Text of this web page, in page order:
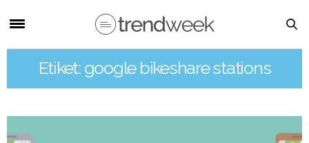
Etiket: google bikeshare stations